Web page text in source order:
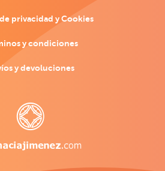
privacidad y Cookies
y condiciones
y devoluciones